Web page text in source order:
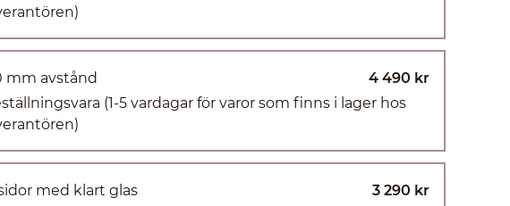
mm avstånd
4 490 kr
(1-5 vardagar för varor som finns i lager hos
med klart glas
3 290 kr